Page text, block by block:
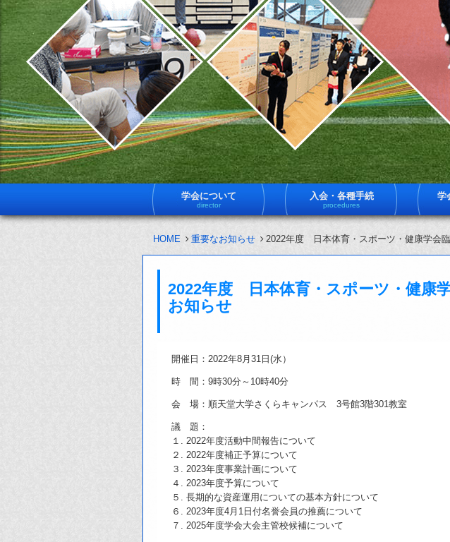
学会について
director
入会・各種手続
procedures
学
HOME 重要なお知らせ 2022年度 日本体育・スポーツ・健康学会
2022年度 日本体育・スポーツ・健康
お知らせ
開催日：2022年8月31日(水）
時 間：9時30分～10時40分
会 場：順天堂大学さくらキャンパス 3号館3階301教室
議 題：
１. 2022年度活動中間報告について
２. 2022年度補正予算について
３. 2023年度事業計画について
４. 2023年度予算について
５. 長期的な資産運用についての基本方針について
６. 2023年度4月1日付名誉会員の推薦について
７. 2025年度学会大会主管校候補について